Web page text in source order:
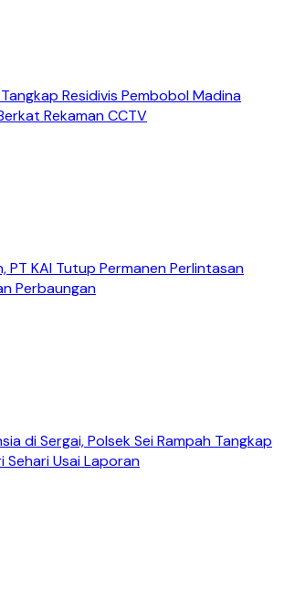
Residivis Pembobol Madina
Rekaman CCTV
PT KAI Tutup Permanen Perlintasan
Perbaungan
di Sergai, Polsek Sei Rampah Tangkap
Sehari Usai Laporan